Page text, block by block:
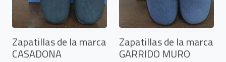
Zapatillas de la marca
CASADONA
Zapatillas de la marca
GARRIDO MURO